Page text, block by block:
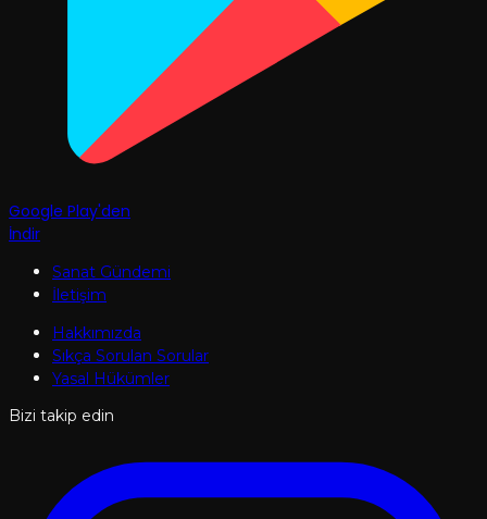
Google Play'den
İndir
Sanat Gündemi
İletişim
Hakkımızda
Sıkça Sorulan Sorular
Yasal Hükümler
Bizi takip edin